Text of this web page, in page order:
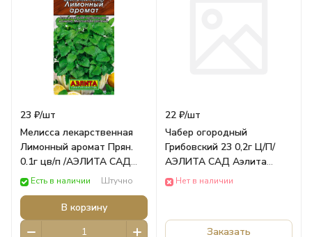
23 ₽/шт
Мелисса лекарственная
Лимонный аромат Прян.
0.1г цв/п /АЭЛИТА САД
Аэлита ОВОЩИ
Есть в наличии Штучно
В корзину
22 ₽/шт
Чабер огородный
Грибовский 23 0,2г Ц/П/
АЭЛИТА САД Аэлита
ОВОЩИ
Нет в наличии
Заказать